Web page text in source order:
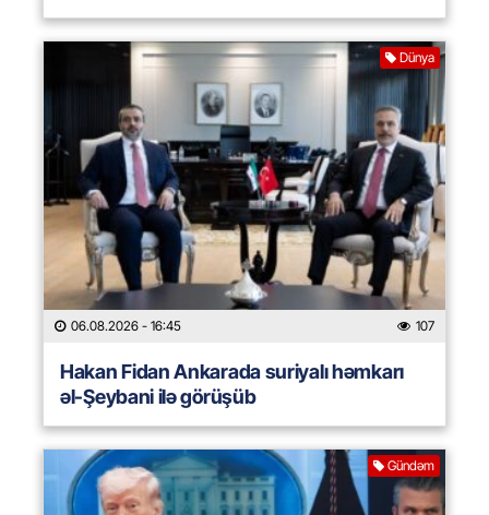
Dünya
06.08.2026 - 16:45 107
Hakan Fidan Ankarada suriyalı həmkarı
əl-Şeybani ilə görüşüb
Gündəm